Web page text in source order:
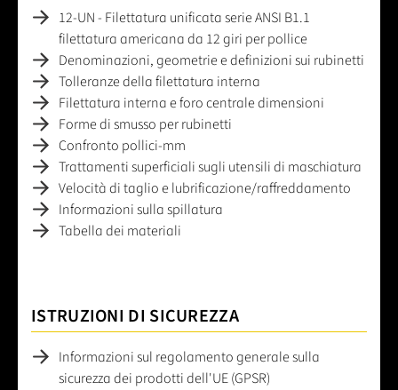
12-UN - Filettatura unificata serie ANSI B1.1
filettatura americana da 12 giri per pollice
Denominazioni, geometrie e definizioni sui rubinetti
Tolleranze della filettatura interna
Filettatura interna e foro centrale dimensioni
Forme di smusso per rubinetti
Confronto pollici-mm
Trattamenti superficiali sugli utensili di maschiatura
Velocità di taglio e lubrificazione/raffreddamento
Informazioni sulla spillatura
Tabella dei materiali
ISTRUZIONI DI SICUREZZA
Informazioni sul regolamento generale sulla
sicurezza dei prodotti dell'UE (GPSR)